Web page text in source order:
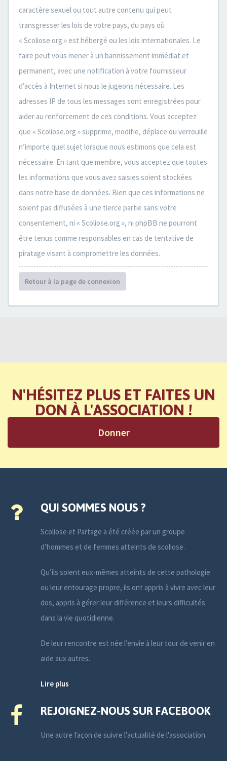
caractère sexuel ou tout autre contenu qui peut
transgresser les lois de votre pays, du pays où
« Scoliose.org » est hébergé ou les lois internationales. Le
faire peut vous mener à un bannissement immédiat et
permanent, avec une notification à votre fournisseur
d’accès à Internet si nous le jugeons nécessaire. Les
adresses IP de tous les messages sont enregistrées pour
aider au renforcement de ces conditions. Vous acceptez
que « Scoliose.org » supprime, modifie, déplace ou verrouille
n’importe quel sujet lorsque nous estimons que cela est
nécessaire. En tant que membre, vous acceptez que toutes
les informations que vous avez saisies soient stockées
dans notre base de données. Bien que ces informations ne
soient pas diffusées à une tierce partie sans votre
consentement, ni « Scoliose.org », ni phpBB ne pourront
être tenus comme responsables en cas de tentative de
piratage visant à compromettre les données.
Retour à la page de connexion
N'HÉSITEZ PLUS ET FAITES UN
DON À L'ASSOCIATION !
Donner
QUI SOMMES NOUS ?
Scoliose et Partage a été créée par un groupe
d’hommes et de femmes atteints de scoliose.
Qu’ils soient eux-mêmes atteints de cette pathologie
ou leur entourage propre, ils ont appris à vivre avec leur
dos, appris à gérer leur différence et leurs difficultés
dans la vie quotidienne.
De leur rencontre est née l’envie à leur tour de venir en
aide aux autres.
Lire plus
REJOIGNEZ-NOUS SUR FACEBOOK
Une autre façon de suivre l'actualité de l'association.